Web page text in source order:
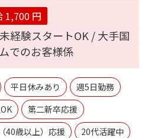
1,700 円
経験スタートOK / 大手国
でのお客様係
平日休みあり
週5日勤務
第二新卒応援
40歳以上）応援
20代活躍中